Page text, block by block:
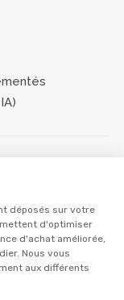
déposés sur votre
d'optimiser
d'achat améliorée,
Nous vous
aux différents